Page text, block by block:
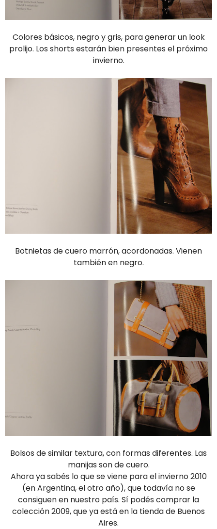
Colores básicos, negro y gris, para generar un look
prolijo. Los shorts estarán bien presentes el próximo
invierno.
Botnietas de cuero marrón, acordonadas. Vienen
también en negro.
Bolsos de similar textura, con formas diferentes. Las
manijas son de cuero.
Ahora ya sabés lo que se viene para el invierno 2010
(en Argentina, el otro año), que todavía no se
consiguen en nuestro país. Sí podés comprar la
colección 2009, que ya está en la tienda de Buenos
Aires.